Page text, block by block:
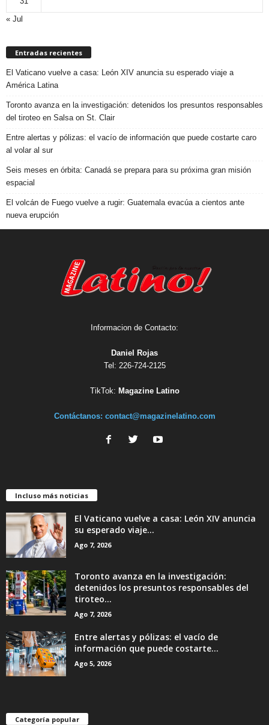
« Jul
Entradas recientes
El Vaticano vuelve a casa: León XIV anuncia su esperado viaje a
América Latina
Toronto avanza en la investigación: detenidos los presuntos responsables
del tiroteo en Salsa on St. Clair
Entre alertas y pólizas: el vacío de información que puede costarte caro
al volar al sur
Seis meses en órbita: Canadá se prepara para su próxima gran misión
espacial
El volcán de Fuego vuelve a rugir: Guatemala evacúa a cientos ante
nueva erupción
Informacion de Contacto:
Daniel Rojas
Tel: 226-724-2125
TikTok: Magazine Latino
Contáctanos: contact@magazinelatino.com
Incluso más noticias
El Vaticano vuelve a casa: León XIV anuncia
su esperado viaje...
Ago 7, 2026
Toronto avanza en la investigación:
detenidos los presuntos responsables del
tiroteo...
Ago 7, 2026
Entre alertas y pólizas: el vacío de
información que puede costarte...
Ago 5, 2026
Categoría popular